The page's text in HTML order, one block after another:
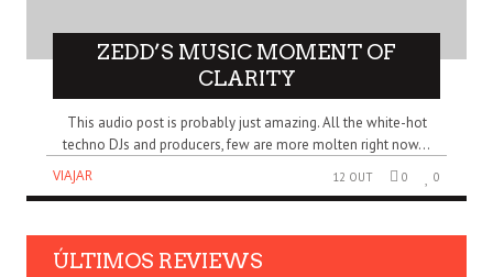
ZEDD’S MUSIC MOMENT OF
CLARITY
This audio post is probably just amazing. All the white-hot
techno DJs and producers, few are more molten right now...
VIAJAR
12 OUT 0 0
ÚLTIMOS REVIEWS